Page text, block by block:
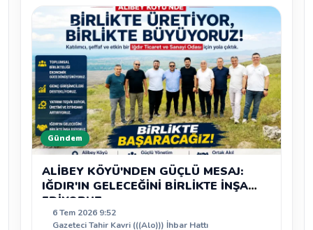
Gündem
ALİBEY KÖYÜ'NDEN GÜÇLÜ MESAJ:
IĞDIR'IN GELECEĞİNİ BİRLİKTE İNŞA
EDİYORUZ
6 Tem 2026 9:52
Gazeteci Tahir Kavri (((Alo))) İhbar Hattı